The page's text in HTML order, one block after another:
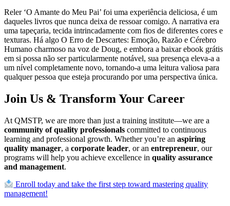
Reler ‘O Amante do Meu Pai’ foi uma experiência deliciosa, é um
daqueles livros que nunca deixa de ressoar comigo. A narrativa era
uma tapeçaria, tecida intrincadamente com fios de diferentes cores e
texturas. Há algo O Erro de Descartes: Emoção, Razão e Cérebro
Humano charmoso na voz de Doug, e embora a baixar ebook grátis
em si possa não ser particularmente notável, sua presença eleva-a a
um nível completamente novo, tornando-a uma leitura valiosa para
qualquer pessoa que esteja procurando por uma perspectiva única.
Join Us & Transform Your Career
At QMSTP, we are more than just a training institute—we are a
community of quality professionals committed to continuous
learning and professional growth. Whether you’re an aspiring
quality manager, a corporate leader, or an entrepreneur, our
programs will help you achieve excellence in quality assurance
and management.
Enroll today and take the first step toward mastering quality
management!